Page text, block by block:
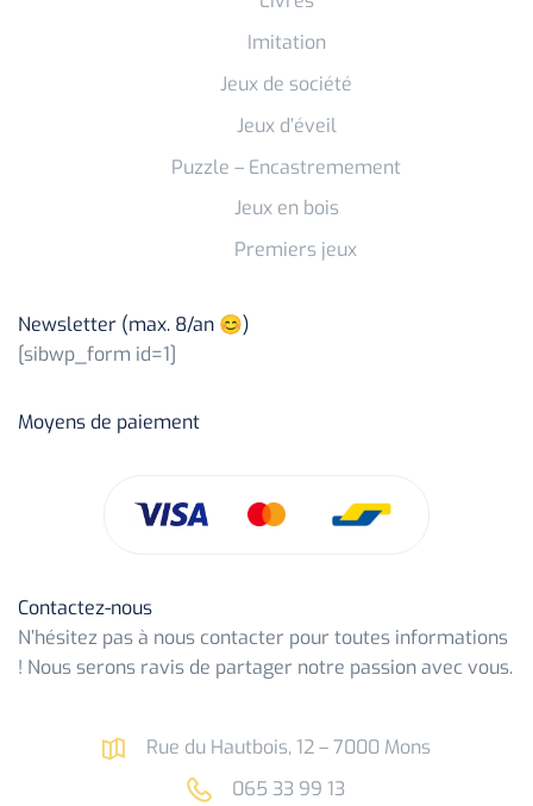
Imitation
Jeux de société
Jeux d’éveil
Puzzle – Encastremement
Jeux en bois
Premiers jeux
Newsletter (max. 8/an 😊)
[sibwp_form id=1]
Moyens de paiement
Contactez-nous
N’hésitez pas à nous contacter pour toutes informations
! Nous serons ravis de partager notre passion avec vous.
Rue du Hautbois, 12 – 7000 Mons
065 33 99 13